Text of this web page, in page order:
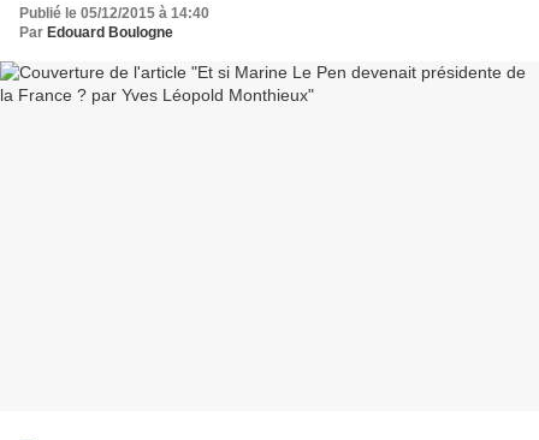
Publié le 05/12/2015 à 14:40
Par Edouard Boulogne